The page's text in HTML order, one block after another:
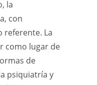
la
con
referente. La
como lugar de
de
psiquiatría y